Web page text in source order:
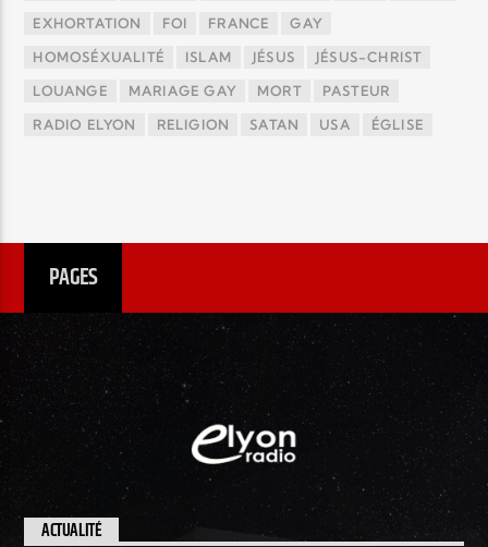
EXHORTATION FOI FRANCE GAY
HOMOSÉXUALITÉ ISLAM JÉSUS JÉSUS-CHRIST
LOUANGE MARIAGE GAY MORT PASTEUR
RADIO ELYON RELIGION SATAN USA ÉGLISE
PAGES
ACTUALITÉ